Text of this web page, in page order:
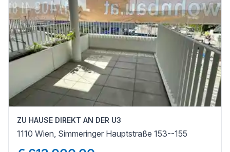
ZU HAUSE DIREKT AN DER U3
1110 Wien, Simmeringer Hauptstraße 153--155